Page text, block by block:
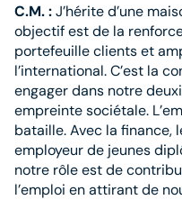
C.M. :J’hérite d’une
objectif est de la
portefeuille clients et
l’international. C’est la
engager dans notre
empreinte sociétale.
bataille. Avec la finance,
employeur de jeunes
notre rôle est de
l’emploi en attirant de